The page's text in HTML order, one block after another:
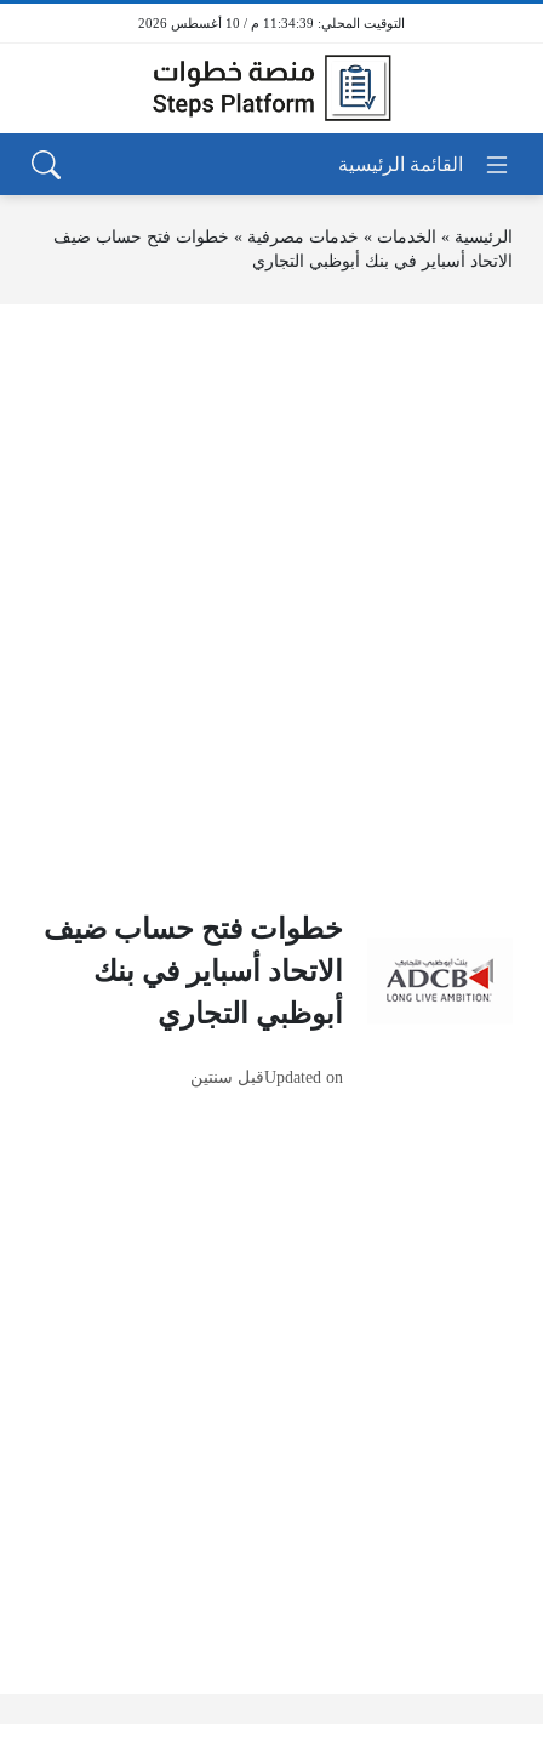
11:34:39 م / 10 أغسطس 2026
الرئيسية » الخدمات » خدمات مصرفية » خطوات فتح حساب ضيف
الاتحاد أسباير في بنك أبوظبي التجاري
خطوات فتح حساب ضيف
الاتحاد أسباير في بنك
أبوظبي التجاري
Updated onقبل سنتين